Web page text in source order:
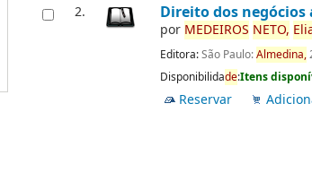
2. Direito dos
por MEDEIROS NETO,
Editora:São Paulo:Almedina,
Disponibilidade:Itens
Reservar